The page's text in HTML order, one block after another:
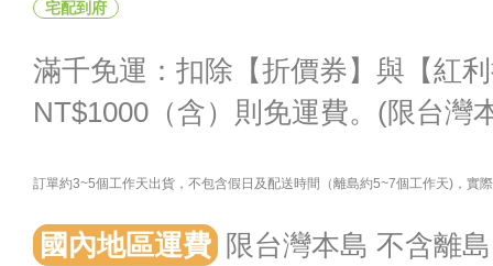
宅配到府
滿千免運：扣除【折價券】與【紅
NT$1000（含）則免運費。(限台灣
訂單約3~5個工作天出貨，不包含假日及配送時間（離島約5~7個工作天)，實
國內地區運費 限台灣本島 不含離島